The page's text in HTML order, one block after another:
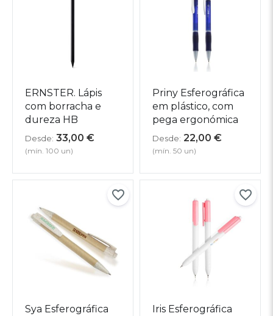
ERNSTER. Lápis
com borracha e
dureza HB
Desde: 33,00 €
(mín. 100 un)
Priny Esferográfica
em plástico, com
pega ergonómica
Desde: 22,00 €
(mín. 50 un)
Sya Esferográfica
Iris Esferográfica